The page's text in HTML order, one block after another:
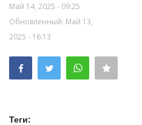
Май 14, 2025 - 09:25
Обновленный: Май 13,
2025 - 16:13
Теги: